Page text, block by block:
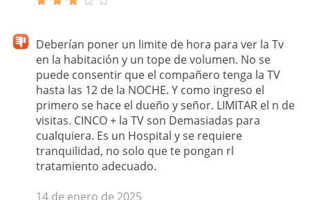
Deberían poner un limite de hora para ver la Tv
en la habitación y un tope de volumen. No se
puede consentir que el compañero tenga la TV
hasta las 12 de la NOCHE. Y como ingreso el
primero se hace el dueño y señor. LIMITAR el n de
visitas. CINCO + la TV son Demasiadas para
cualquiera. Es un Hospital y se requiere
tranquilidad, no solo que te pongan rl
tratamiento adecuado.
14 de enero de 2025